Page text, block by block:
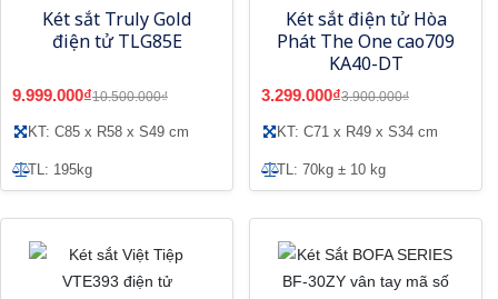
Két sắt Truly Gold
điện tử TLG85E
9.999.000₫10.500.000₫
KT: C85 x R58 x S49 cm
TL: 195kg
Két sắt điện tử Hòa
Phát The One cao709
KA40-DT
3.299.000₫3.900.000₫
KT: C71 x R49 x S34 cm
TL: 70kg ± 10 kg